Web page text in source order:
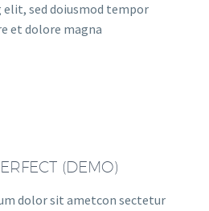
elit, sed doiusmod tempor
et dolore magna
(DEMO)
dolor sit ametcon sectetur